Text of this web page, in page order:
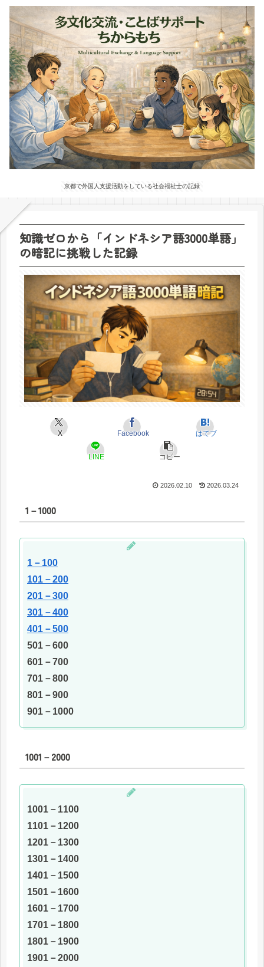
京都で外国人支援活動をしている社会福祉士の記録
知識ゼロから「インドネシア語3000単語」
の暗記に挑戦した記録
X Facebook はてブ
LINE コピー
2026.02.10 2026.03.24
1－1000
1－100
101－200
201－300
301－400
401－500
501－600
601－700
701－800
801－900
901－1000
1001－2000
1001－1100
1101－1200
1201－1300
1301－1400
1401－1500
1501－1600
1601－1700
1701－1800
1801－1900
1901－2000